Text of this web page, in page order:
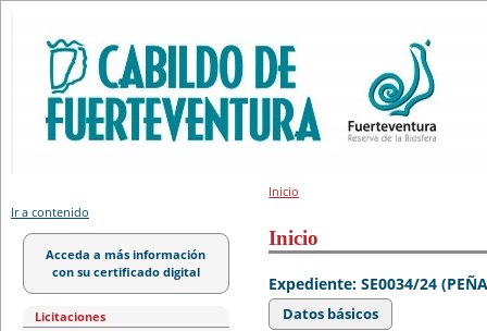
Ir a contenido
Acceda a más información
con su certificado digital
Licitaciones
Inicio
Inicio
Expediente: SE0034/24
Datos básicos